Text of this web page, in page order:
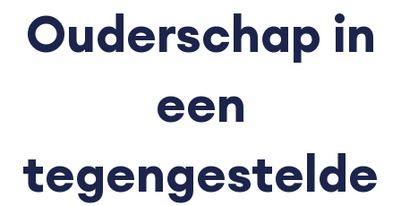
Ouderschap in
een
tegengestelde